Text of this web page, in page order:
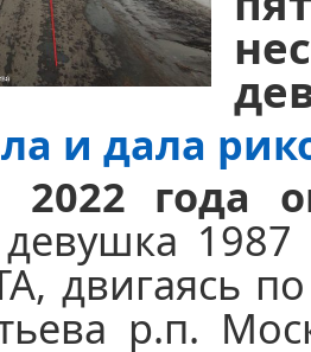
и дала
2022 года
двигаясь
р.п.